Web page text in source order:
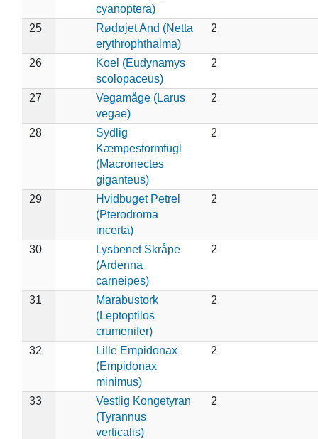
cyanoptera)
25
Rødøjet And (Netta
erythrophthalma)
2
26
Koel (Eudynamys
scolopaceus)
2
27
Vegamåge (Larus
vegae)
2
28
Sydlig
Kæmpestormfugl
(Macronectes
giganteus)
2
29
Hvidbuget Petrel
(Pterodroma
incerta)
2
30
Lysbenet Skråpe
(Ardenna
carneipes)
2
31
Marabustork
(Leptoptilos
crumenifer)
2
32
Lille Empidonax
(Empidonax
minimus)
2
33
Vestlig Kongetyran
(Tyrannus
verticalis)
2